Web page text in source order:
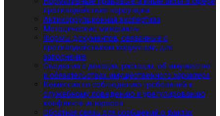
противодействия коррупции
Антикоррупционная экспертиза
Методические материалы
Формы документов, связанные с
противодействием коррупции, для
заполнения
Сведения о доходах, расходах, об имуществе
и обязательствах имущественного характера
Комиссия по соблюдению требований к
служебному поведению и урегулированию
конфликта интересов
Обратная связь для сообщений о фактах